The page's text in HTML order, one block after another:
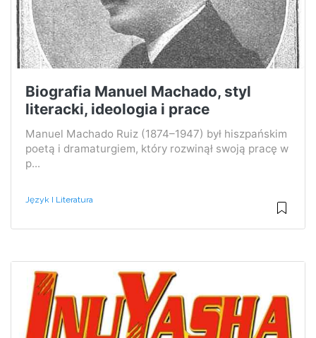
Biografia Manuel Machado, styl
literacki, ideologia i prace
Manuel Machado Ruiz (1874–1947) był hiszpańskim
poetą i dramaturgiem, który rozwinął swoją pracę w
p...
Język I Literatura